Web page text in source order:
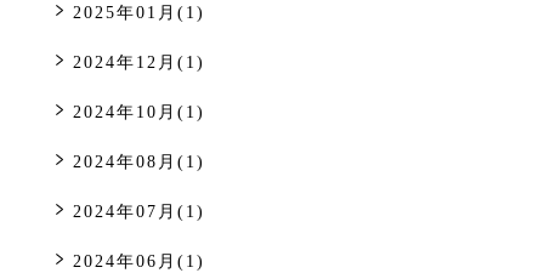
2025年01月(1)
2024年12月(1)
2024年10月(1)
2024年08月(1)
2024年07月(1)
2024年06月(1)